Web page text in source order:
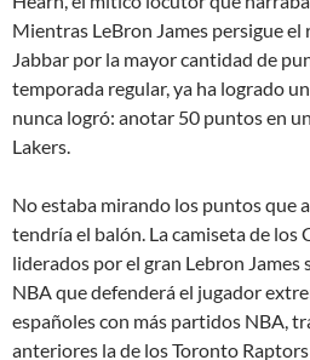
Mientras LeBron James persigue
Jabbar por la mayor cantidad de
temporada regular, ya ha logrado
nunca logró: anotar 50 puntos en
Lakers.
No estaba mirando los puntos que
tendría el balón. La camiseta de los
liderados por el gran Lebron James
NBA que defenderá el jugador
españoles con más partidos NBA,
anteriores la de los Toronto